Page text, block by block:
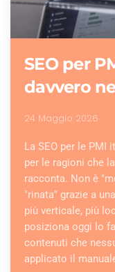
SEO per
davvero
24 Maggio 2026
La SEO per le PMI
per le ragioni che
racconta. Non è
"rinata" grazie a
più verticale, più
posiziona oggi lo
contenuti che
applicato il